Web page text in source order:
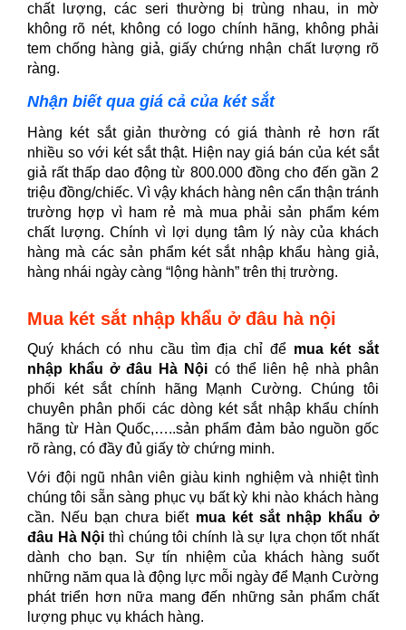
chất lượng, các seri thường bị trùng nhau, in mờ
không rõ nét, không có logo chính hãng, không phải
tem chống hàng giả, giấy chứng nhận chất lượng rõ
ràng.
Nhận biết qua giá cả của két sắt
Hàng két sắt giản thường có giá thành rẻ hơn rất
nhiều so với két sắt thật. Hiện nay giá bán của két sắt
giả rất thấp dao động từ 800.000 đồng cho đến gần 2
triệu đồng/chiếc. Vì vậy khách hàng nên cẩn thận tránh
trường hợp vì ham rẻ mà mua phải sản phẩm kém
chất lượng. Chính vì lợi dụng tâm lý này của khách
hàng mà các sản phẩm két sắt nhập khẩu hàng giả,
hàng nhái ngày càng “lộng hành” trên thị trường.
Mua két sắt nhập khẩu ở đâu hà nội
Quý khách có nhu cầu tìm địa chỉ để mua két sắt
nhập khẩu ở đâu Hà Nội có thể liên hệ nhà phân
phối két sắt chính hãng Mạnh Cường. Chúng tôi
chuyên phân phối các dòng két sắt nhập khẩu chính
hãng từ Hàn Quốc,…..sản phẩm đảm bảo nguồn gốc
rõ ràng, có đầy đủ giấy tờ chứng minh.
Với đội ngũ nhân viên giàu kinh nghiệm và nhiệt tình
chúng tôi sẵn sàng phục vụ bất kỳ khi nào khách hàng
cần. Nếu bạn chưa biết mua két sắt nhập khẩu ở
đâu Hà Nội thì chúng tôi chính là sự lựa chọn tốt nhất
dành cho bạn. Sự tín nhiệm của khách hàng suốt
những năm qua là động lực mỗi ngày để Mạnh Cường
phát triển hơn nữa mang đến những sản phẩm chất
lượng phục vụ khách hàng.